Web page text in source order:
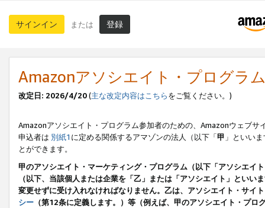
サインイン または 登録
Amazonアソシエイト・プログラ
改定日: 2026/4/20(主な改定内容はこちらをご覧ください。)
Amazonアソシエイト・プログラム参加者のための、Amazonウェブサ
申込者は 別紙1 に定める関係するアマゾンの法人（以下「甲 」といい
とができます。
甲のアソシエイト・マーケティング・プログラム（以下「アソシエイ
（以下、当該個人または企業を「乙」または「アソシエイト」とい
変更せずに受け入れなければなりません。乙は、アソシエイト・サイ
シー （第12条に定義します。）等（例えば、甲のアソシエイト・プ